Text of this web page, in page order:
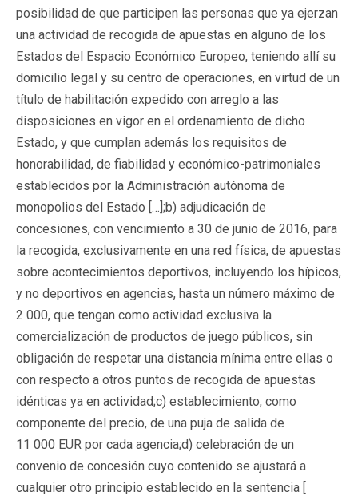
posibilidad de que participen las personas que ya ejerzan
una actividad de recogida de apuestas en alguno de los
Estados del Espacio Económico Europeo, teniendo allí su
domicilio legal y su centro de operaciones, en virtud de un
título de habilitación expedido con arreglo a las
disposiciones en vigor en el ordenamiento de dicho
Estado, y que cumplan además los requisitos de
honorabilidad, de fiabilidad y económico-patrimoniales
establecidos por la Administración autónoma de
monopolios del Estado […];b) adjudicación de
concesiones, con vencimiento a 30 de junio de 2016, para
la recogida, exclusivamente en una red física, de apuestas
sobre acontecimientos deportivos, incluyendo los hípicos,
y no deportivos en agencias, hasta un número máximo de
2 000, que tengan como actividad exclusiva la
comercialización de productos de juego públicos, sin
obligación de respetar una distancia mínima entre ellas o
con respecto a otros puntos de recogida de apuestas
idénticas ya en actividad;c) establecimiento, como
componente del precio, de una puja de salida de
11 000 EUR por cada agencia;d) celebración de un
convenio de concesión cuyo contenido se ajustará a
cualquier otro principio establecido en la sentencia [